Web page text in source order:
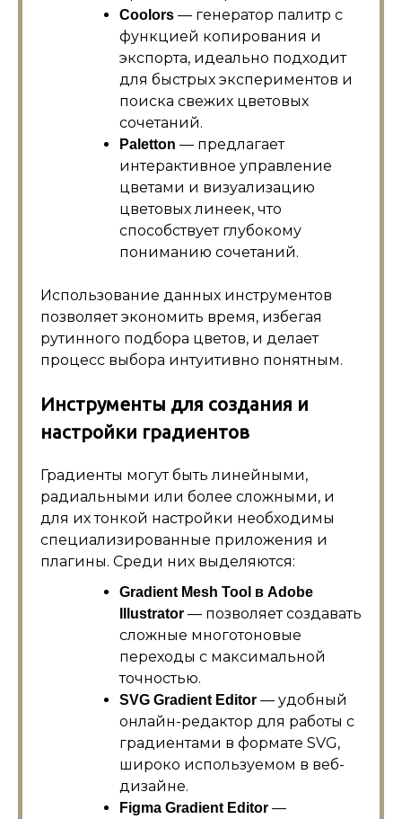
Coolors — генератор палитр с
функцией копирования и
экспорта, идеально подходит
для быстрых экспериментов и
поиска свежих цветовых
сочетаний.
Paletton — предлагает
интерактивное управление
цветами и визуализацию
цветовых линеек, что
способствует глубокому
пониманию сочетаний.
Использование данных инструментов
позволяет экономить время, избегая
рутинного подбора цветов, и делает
процесс выбора интуитивно понятным.
Инструменты для создания и
настройки градиентов
Градиенты могут быть линейными,
радиальными или более сложными, и
для их тонкой настройки необходимы
специализированные приложения и
плагины. Среди них выделяются:
Gradient Mesh Tool в Adobe
Illustrator — позволяет создавать
сложные многотоновые
переходы с максимальной
точностью.
SVG Gradient Editor — удобный
онлайн-редактор для работы с
градиентами в формате SVG,
широко используемом в веб-
дизайне.
Figma Gradient Editor —